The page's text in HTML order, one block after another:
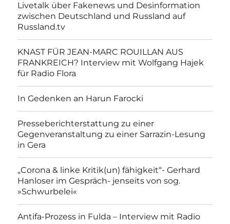
Livetalk über Fakenews und Desinformation
zwischen Deutschland und Russland auf
Russland.tv
KNAST FÜR JEAN-MARC ROUILLAN AUS
FRANKREICH? Interview mit Wolfgang Hajek
für Radio Flora
In Gedenken an Harun Farocki
Presseberichterstattung zu einer
Gegenveranstaltung zu einer Sarrazin-Lesung
in Gera
„Corona & linke Kritik(un) fähigkeit“- Gerhard
Hanloser im Gespräch- jenseits von sog.
»Schwurbelei«
Antifa-Prozess in Fulda – Interview mit Radio